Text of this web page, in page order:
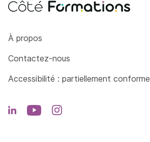
Côté Formations
À propos
Contactez-nous
Accessibilité : partiellement conforme